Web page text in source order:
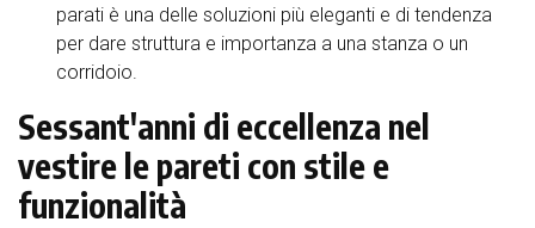
parati è una delle soluzioni più eleganti e di tendenza
per dare struttura e importanza a una stanza o un
corridoio.
Sessant'anni di eccellenza nel
vestire le pareti con stile e
funzionalità